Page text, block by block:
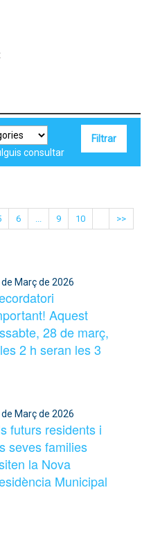
consultar
6 ... 9 10 >>
Març de 2026
Aquest
28 de març,
2 h seran les 3
Març de 2026
futurs residents i
seves families
la Nova
Municipal